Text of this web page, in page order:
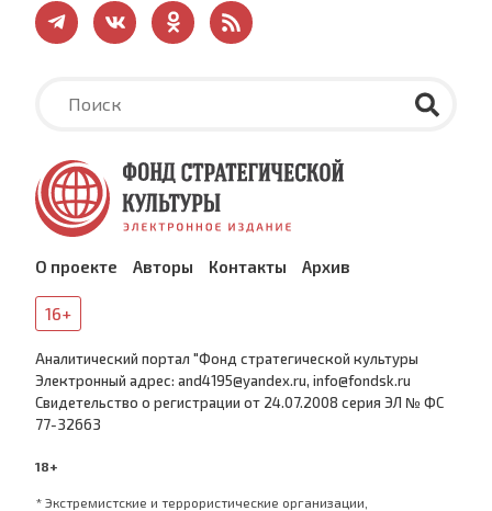
О проекте Авторы Контакты Архив
16+
Аналитический портал "Фонд стратегической культуры
Электронный адрес: and4195@yandex.ru, info@fondsk.ru
Cвидетельство о регистрации от 24.07.2008 серия ЭЛ № ФС
77-32663
18+
* Экстремистские и террористические организации,